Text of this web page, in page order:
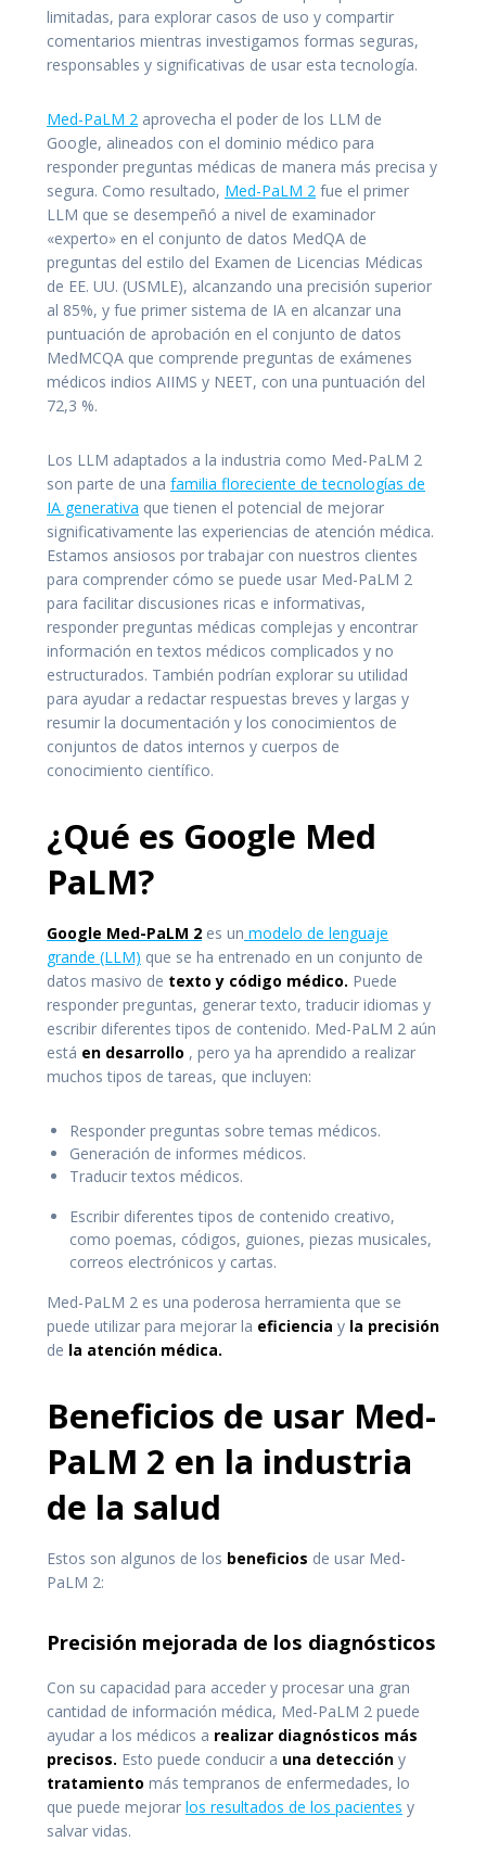
limitadas, para explorar casos de uso y compartir
comentarios mientras investigamos formas seguras,
responsables y significativas de usar esta tecnología.
Med-PaLM 2 aprovecha el poder de los LLM de
Google, alineados con el dominio médico para
responder preguntas médicas de manera más precisa y
segura. Como resultado, Med-PaLM 2 fue el primer
LLM que se desempeñó a nivel de examinador
«experto» en el conjunto de datos MedQA de
preguntas del estilo del Examen de Licencias Médicas
de EE. UU. (USMLE), alcanzando una precisión superior
al 85%, y fue primer sistema de IA en alcanzar una
puntuación de aprobación en el conjunto de datos
MedMCQA que comprende preguntas de exámenes
médicos indios AIIMS y NEET, con una puntuación del
72,3 %.
Los LLM adaptados a la industria como Med-PaLM 2
son parte de una familia floreciente de tecnologías de
IA generativa que tienen el potencial de mejorar
significativamente las experiencias de atención médica.
Estamos ansiosos por trabajar con nuestros clientes
para comprender cómo se puede usar Med-PaLM 2
para facilitar discusiones ricas e informativas,
responder preguntas médicas complejas y encontrar
información en textos médicos complicados y no
estructurados. También podrían explorar su utilidad
para ayudar a redactar respuestas breves y largas y
resumir la documentación y los conocimientos de
conjuntos de datos internos y cuerpos de
conocimiento científico.
¿Qué es Google Med
PaLM?
Google Med-PaLM 2 es un modelo de lenguaje
grande (LLM) que se ha entrenado en un conjunto de
datos masivo de texto y código médico. Puede
responder preguntas, generar texto, traducir idiomas y
escribir diferentes tipos de contenido. Med-PaLM 2 aún
está en desarrollo , pero ya ha aprendido a realizar
muchos tipos de tareas, que incluyen:
Responder preguntas sobre temas médicos.
Generación de informes médicos.
Traducir textos médicos.
Escribir diferentes tipos de contenido creativo,
como poemas, códigos, guiones, piezas musicales,
correos electrónicos y cartas.
Med-PaLM 2 es una poderosa herramienta que se
puede utilizar para mejorar la eficiencia y la precisión
de la atención médica.
Beneficios de usar Med-
PaLM 2 en la industria
de la salud
Estos son algunos de los beneficios de usar Med-
PaLM 2:
Precisión mejorada de los diagnósticos
Con su capacidad para acceder y procesar una gran
cantidad de información médica, Med-PaLM 2 puede
ayudar a los médicos a realizar diagnósticos más
precisos. Esto puede conducir a una detección y
tratamiento más tempranos de enfermedades, lo
que puede mejorar los resultados de los pacientes y
salvar vidas.